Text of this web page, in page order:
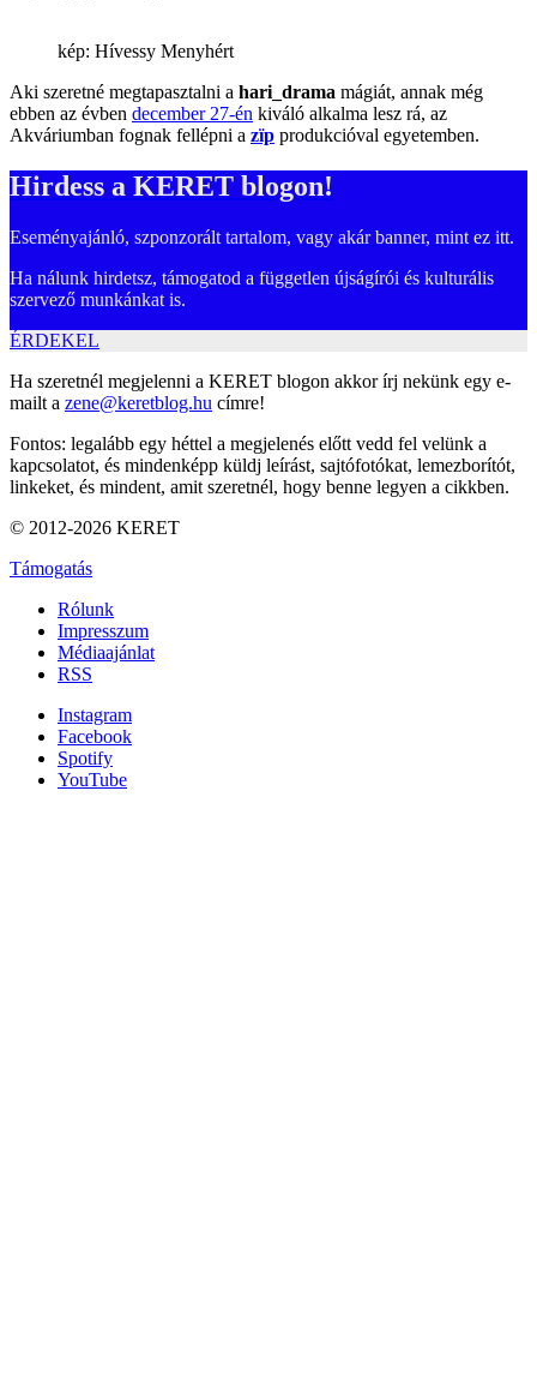
kép: Hívessy Menyhért
Aki szeretné megtapasztalni a hari_drama mágiát, annak még
ebben az évben december 27-én kiváló alkalma lesz rá, az
Akváriumban fognak fellépni a zïp produkcióval egyetemben.
Hirdess a KERET blogon!
Eseményajánló, szponzorált tartalom, vagy akár banner, mint ez itt.
Ha nálunk hirdetsz, támogatod a független újságírói és kulturális
szervező munkánkat is.
ÉRDEKEL
Ha szeretnél megjelenni a KERET blogon akkor írj nekünk egy e-
mailt a zene@keretblog.hu címre!
Fontos: legalább egy héttel a megjelenés előtt vedd fel velünk a
kapcsolatot, és mindenképp küldj leírást, sajtófotókat, lemezborítót,
linkeket, és mindent, amit szeretnél, hogy benne legyen a cikkben.
© 2012-2026 KERET
Támogatás
Rólunk
Impresszum
Médiaajánlat
RSS
Instagram
Facebook
Spotify
YouTube